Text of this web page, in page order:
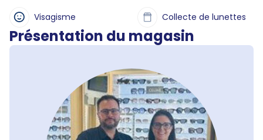
Visagisme Collecte de lunettes
Présentation du magasin